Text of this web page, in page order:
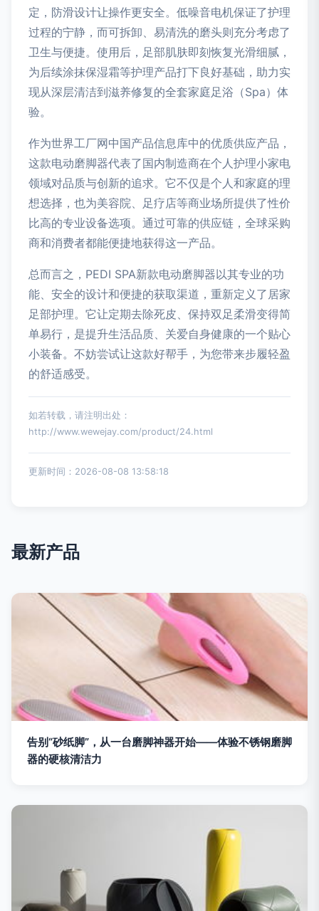
定，防滑设计让操作更安全。低噪音电机保证了护理
过程的宁静，而可拆卸、易清洗的磨头则充分考虑了
卫生与便捷。使用后，足部肌肤即刻恢复光滑细腻，
为后续涂抹保湿霜等护理产品打下良好基础，助力实
现从深层清洁到滋养修复的全套家庭足浴（Spa）体
验。
作为世界工厂网中国产品信息库中的优质供应产品，
这款电动磨脚器代表了国内制造商在个人护理小家电
领域对品质与创新的追求。它不仅是个人和家庭的理
想选择，也为美容院、足疗店等商业场所提供了性价
比高的专业设备选项。通过可靠的供应链，全球采购
商和消费者都能便捷地获得这一产品。
总而言之，PEDI SPA新款电动磨脚器以其专业的功
能、安全的设计和便捷的获取渠道，重新定义了居家
足部护理。它让定期去除死皮、保持双足柔滑变得简
单易行，是提升生活品质、关爱自身健康的一个贴心
小装备。不妨尝试让这款好帮手，为您带来步履轻盈
的舒适感受。
如若转载，请注明出处：
http://www.wewejay.com/product/24.html
更新时间：2026-08-08 13:58:18
最新产品
告别“砂纸脚”，从一台磨脚神器开始——体验不锈钢磨脚
器的硬核清洁力